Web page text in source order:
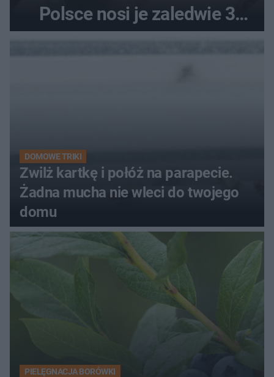
Polsce nosi je zaledwie 3
kobiety
DOMOWE TRIKI
Zwilż kartkę i połóż na parapecie.
Żadna mucha nie wleci do twojego
domu
PIELĘGNACJA BORÓWKI